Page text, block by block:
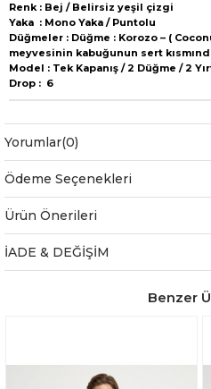
Renk : Bej / Belirsiz yeşil çizgi
Yaka : Mono Yaka / Puntolu
Düğmeler : Düğme : Korozo – (
meyvesinin kabuğunun sert
Model : Tek Kapanış / 2 Düğme / 2
Drop : 6
Yorumlar(0)
Ödeme Seçenekleri
Ürün Önerileri
İADE & DEĞİŞİM
Benzer